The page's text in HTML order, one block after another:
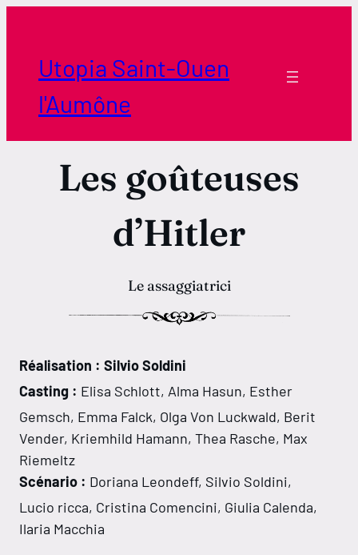
contenuUtopia Saint-Ouen
l'Aumône
Les goûteuses
d’Hitler
Le assaggiatrici
Réalisation : Silvio Soldini
Casting : Elisa Schlott, Alma Hasun, Esther
Gemsch, Emma Falck, Olga Von Luckwald, Berit
Vender, Kriemhild Hamann, Thea Rasche, Max
Riemeltz
Scénario : Doriana Leondeff, Silvio Soldini,
Lucio ricca, Cristina Comencini, Giulia Calenda,
Ilaria Macchia